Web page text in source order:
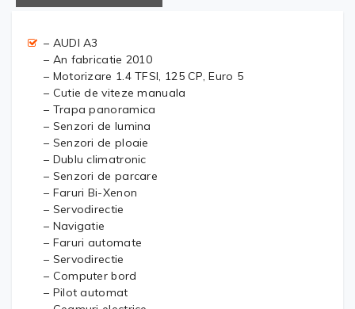
– AUDI A3
– An fabricatie 2010
– Motorizare 1.4 TFSI, 125 CP, Euro 5
– Cutie de viteze manuala
– Trapa panoramica
– Senzori de lumina
– Senzori de ploaie
– Dublu climatronic
– Senzori de parcare
– Faruri Bi-Xenon
– Servodirectie
– Navigatie
– Faruri automate
– Servodirectie
– Computer bord
– Pilot automat